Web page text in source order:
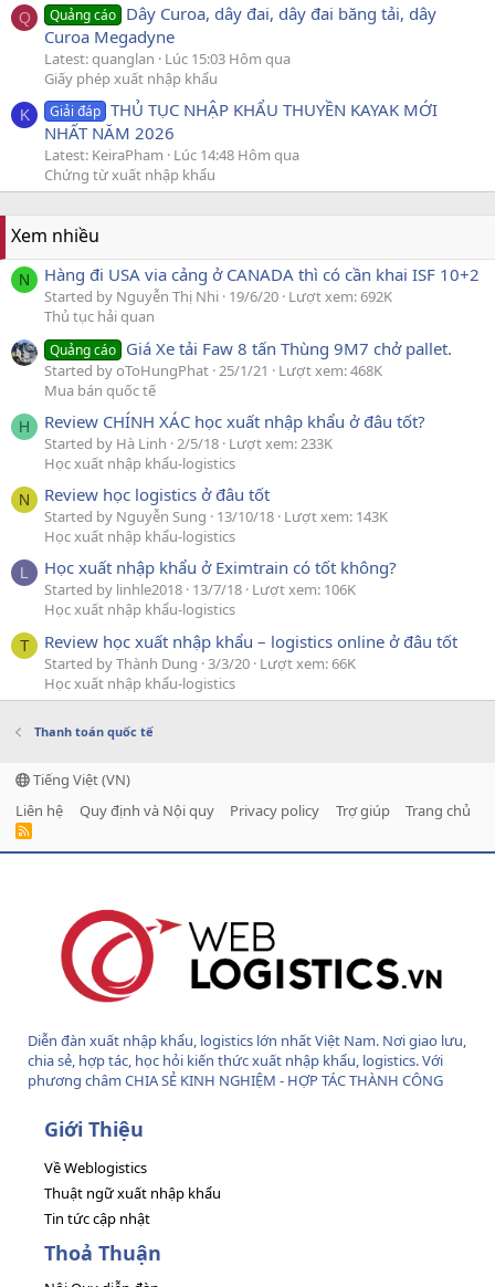
Q Quảng cáo Dây Curoa, dây đai, dây đai băng tải, dây
Curoa Megadyne
Latest: quanglan
Lúc 15:03 Hôm qua
Giấy phép xuất nhập khẩu
K Giải đáp THỦ TỤC NHẬP KHẨU THUYỀN KAYAK MỚI
NHẤT NĂM 2026
Latest: KeiraPham
Lúc 14:48 Hôm qua
Chứng từ xuất nhập khẩu
Xem nhiều
N Hàng đi USA via cảng ở CANADA thì có cần khai ISF 10+2
Started by Nguyễn Thị Nhi 19/6/20 Lượt xem: 692K
Thủ tục hải quan
Quảng cáo Giá Xe tải Faw 8 tấn Thùng 9M7 chở pallet.
Started by oToHungPhat 25/1/21
Lượt xem: 468K
Mua bán quốc tế
H Review CHÍNH XÁC học xuất nhập khẩu ở đâu tốt?
Started by Hà Linh 2/5/18 Lượt xem: 233K
Học xuất nhập khẩu-logistics
N Review học logistics ở đâu tốt
Started by Nguyễn Sung 13/10/18 Lượt xem: 143K
Học xuất nhập khẩu-logistics
L Học xuất nhập khẩu ở Eximtrain có tốt không?
Started by linhle2018 13/7/18 Lượt xem: 106K
Học xuất nhập khẩu-logistics
T Review học xuất nhập khẩu – logistics online ở đâu tốt
Started by Thành Dung 3/3/20 Lượt xem: 66K
Học xuất nhập khẩu-logistics
Thanh toán quốc tế
Tiếng Việt (VN)
Liên hệ
Quy định và Nội quy Privacy policy Trợ giúp Trang chủ
R
Diễn đàn xuất nhập khẩu, logistics lớn nhất Việt Nam. Nơi giao lưu,
chia sẻ, hợp tác, học hỏi kiến thức xuất nhập khẩu, logistics. Với
phương châm CHIA SẺ KINH NGHIỆM - HỢP TÁC THÀNH CÔNG
Giới Thiệu
Về Weblogistics
Thuật ngữ xuất nhập khẩu
Tin tức cập nhật
Thoả Thuận